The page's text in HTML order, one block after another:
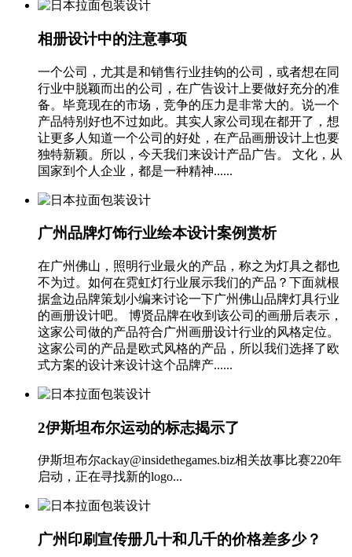
相册设计中的注意事项
一个公司，尤其是和销售行业挂钩的公司，或者想在同
行业中脱颖而出的公司，在广告设计上要做好充分的准
备。毕竟现在的市场，竞争的压力是非常大的。说一个
产品特别好也不过如此。其实人家公司现在都开了，想
让更多人知道一个公司的好处，在产品画册设计上也要
独特新颖。所以，今天我们来设计产品广告。 文化，从
国家到个人企业，都是一种精神......
广州品牌灯饰行业绘本设计案例赏析
在广州佛山，照明行业最火的产品，称之为灯具之都也
不为过。如何在霓虹灯行业展示我们的产品？下面就根
据盒边品牌策划小编来讨论一下广州佛山品牌灯具行业
的画册设计吧。 博贤品牌在收到该公司的画册后表示，
这家公司做的产品符合广州画册设计行业的风格定位。
这家公司的产品是欧式风格的产品，所以我们选择了欧
式方案的设计来设计这个品牌产......
2伊斯坦布尔运动的标志揭示了
伊斯坦布尔ackay@insidethegames.biz相关故事比赛220年
启动，正在寻找新的logo...
广州印刷宣传册几十和几千的价格差多少？